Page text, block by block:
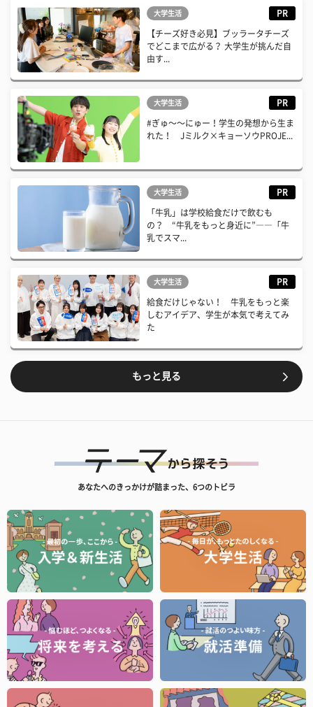
大学生活 PR
【チーズ好き必見】ブッラータチーズ
でどこまで広がる？ 大学生が挑んだ自
由す...
大学生活 PR
#ぎゅ〜〜にゅー！学生の発想から生ま
れた！ Jミルク×キョーソウPROJE...
大学生活 PR
「牛乳」は学校給食だけで飲むも
の？ “牛乳をもっと身近に”――「牛
乳でスマ...
大学生活 PR
給食だけじゃない！ 牛乳をもっと楽
しむアイデア、学生が本気で考えてみ
た
もっと見る
あなたへのきっかけが詰まった、6つのトビラ